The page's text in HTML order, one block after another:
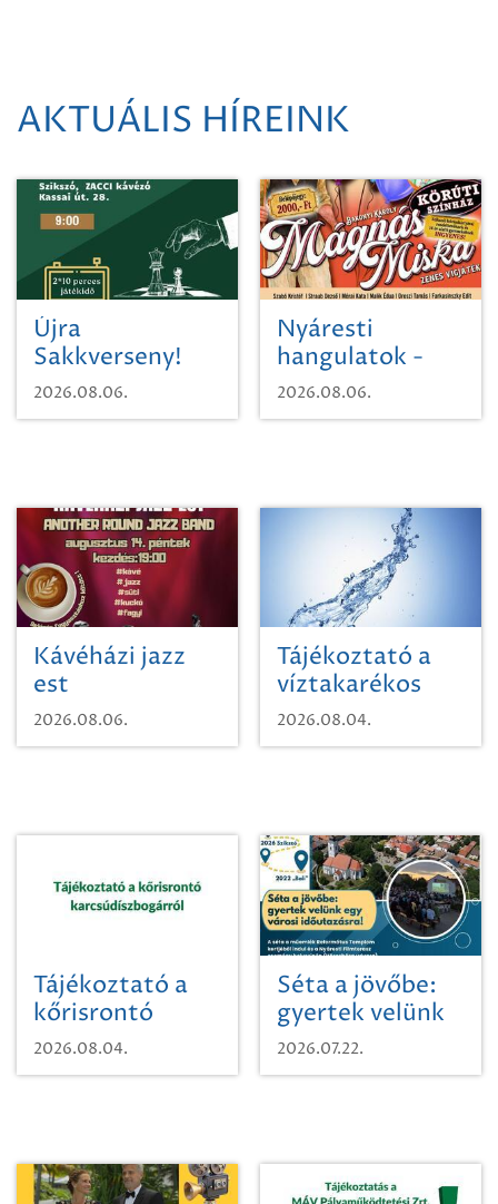
AKTUÁLIS HÍREINK
Újra
Sakkverseny!
2026.08.06.
Nyáresti
hangulatok -
Mágnás Miska
2026.08.06.
Kávéházi jazz
est
2026.08.06.
Tájékoztató a
víztakarékos
vízhasználatról
2026.08.04.
Tájékoztató a
kőrisrontó
karcsúdíszbogárról
2026.08.04.
Séta a jövőbe:
gyertek velünk
egy városi
időutazásra!
2026.07.22.